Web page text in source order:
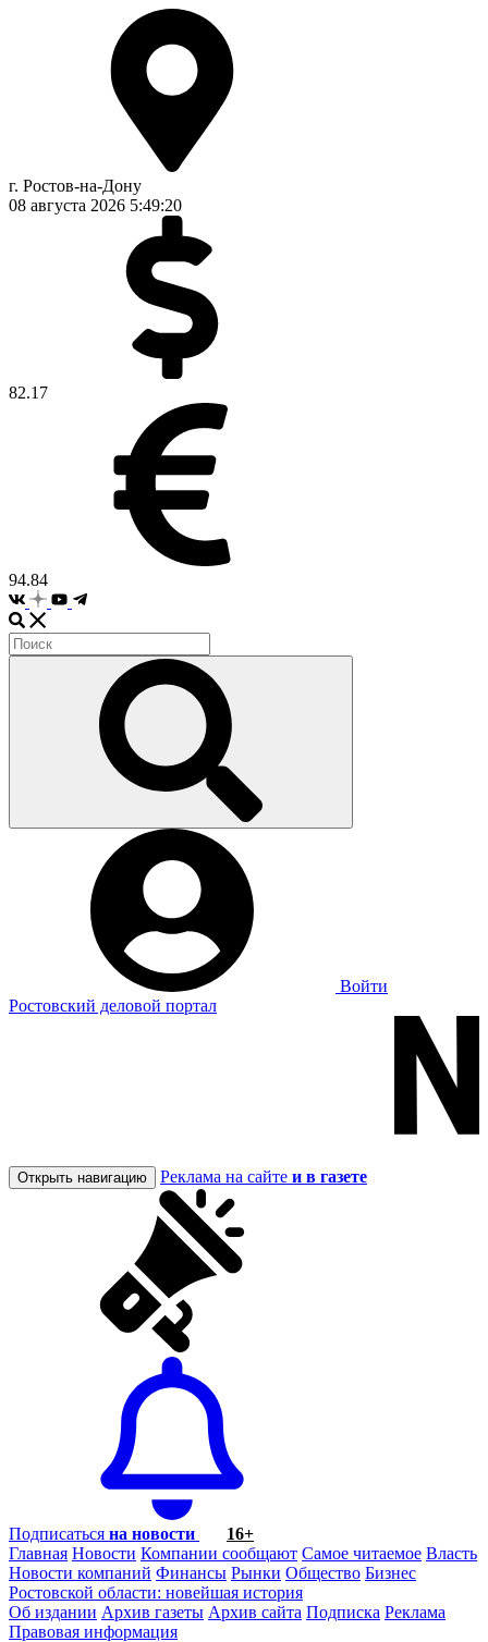
г. Ростов-на-Дону
08 августа 2026 5:49:20
82.17
94.84
Войти
Ростовский деловой портал
Открыть навигацию Реклама на сайте и в газете
Подписаться на новости
16+
Главная Новости Компании сообщают Самое читаемое Власть
Новости компаний Финансы Рынки Общество Бизнес
Ростовской области: новейшая история
Об издании Архив газеты Архив сайта Подписка Реклама
Правовая информация